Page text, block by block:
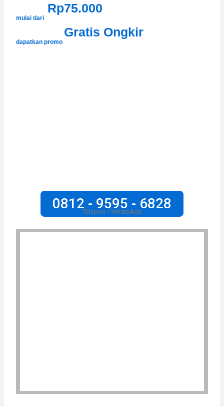
mulai dari
Rp75.000
dapatkan promo
Gratis Ongkir
0812 - 9595 - 6828
Telepon / WhatsApp